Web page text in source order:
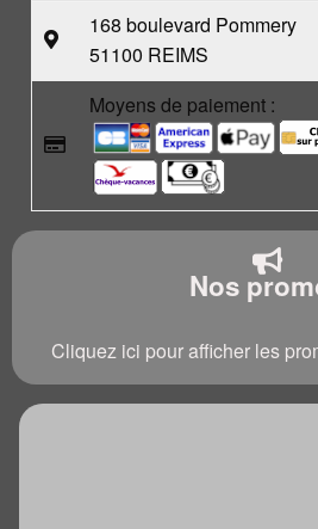
168 boulevard Pommery
51100 REIMS
Moyens de paiement :
Nos
Cliquez ici pour afficher les